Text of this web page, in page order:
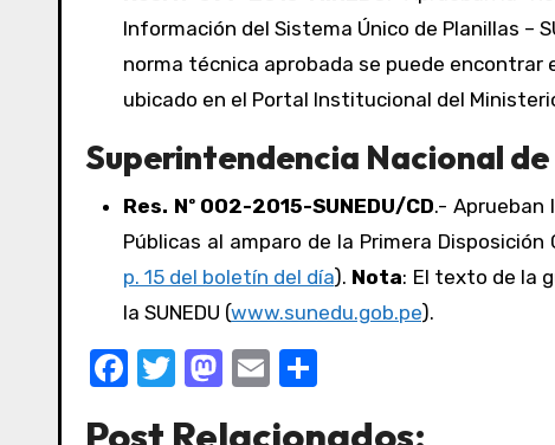
Información del Sistema Único de Planillas –
norma técnica aprobada se puede encontrar
ubicado en el Portal Institucional del
Superintendencia Nacional
Res. Nº 002-2015-SUNEDU/CD.- Aprueban
Públicas al amparo de la Primera
p. 15 del boletín del día). Nota: El texto de la
la SUNEDU (www.sunedu.gob.pe).
F
T
M E
Post Relacionados: